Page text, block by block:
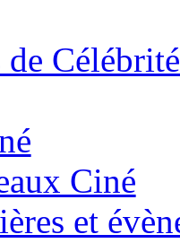
Ciné
et